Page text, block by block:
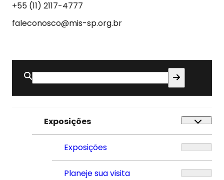
Som
+55 (11) 2117-4777
faleconosco@mis-sp.org.br
Buscar
por:
Exposições
Exposições
Planeje sua visita